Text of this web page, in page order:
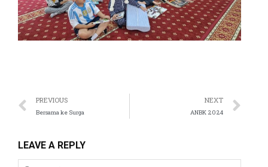
PREVIOUS
Bersama ke Surga
NEXT
ANBK 2024
LEAVE A REPLY